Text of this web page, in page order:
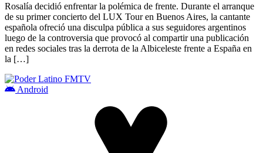
Rosalía decidió enfrentar la polémica de frente. Durante el arranque
de su primer concierto del LUX Tour en Buenos Aires, la cantante
española ofreció una disculpa pública a sus seguidores argentinos
luego de la controversia que provocó al compartir una publicación
en redes sociales tras la derrota de la Albiceleste frente a España en
la […]
Android